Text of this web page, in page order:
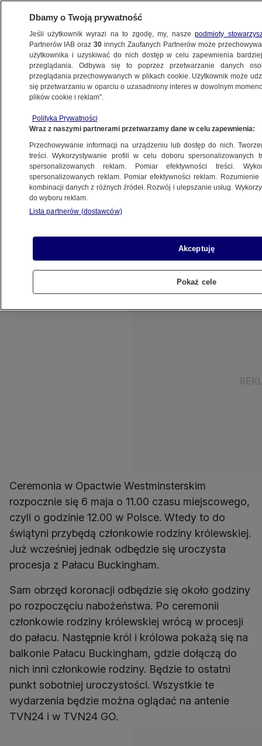
ŚWIAT
i królowej Kamili? Program specjalny
w TVN24 i TVN24 GO
5.05.2023, 20:06Aktualizacja:6.05.2023, 08:01
Udostępnij
rozmowy z uczestnikami tych historycznych
wydarzeń, komentarze ekspertów. TVN24 i
TVN24 GO zapraszają już dziś, w sobotę, 6 maja,
na program specjalny. Znamy szczegóły.
Ceremonia w Opactwie Westminsterskim
rozpocznie się 6 maja o 11.00 czasu miejscowego,
czyli o godzinie 12.00 w Polsce. Wtedy to do
świątyni przybędą członkowie rodziny królewskiej.
Już wcześniej jednak odbędzie się uroczysta
procesja z Pałacu Buckingham.
Sam obrzęd koronacji odbędzie się około godziny
po rozpoczęciu nabożeństwa. Po ceremonii
członkowie rodziny królewskiej wrócą w procesji
do pałacu. Następnie król i królowa pokażą się na
balkonie Pałacu Buckingham, gdzie dołączą do
nich inni członkowie rodziny. Będzie to ostatni
punkt sobotniej uroczystości. Wszystkie te
wydarzenia będzie można oglądać na antenie
TVN24 i w TVN24 GO.
Dbamy o Twoją prywatność
Jeśli użytkownik wyrazi na to zgodę, my, naszepodmioty
Partnerów IAB oraz30 innych Zaufanych Partnerów może
użytkownika i uzyskiwać do nich dostęp w celu zapewnienia
przeglądania. Odbywa się to poprzez przetwarzanie danych
przeglądania przechowywanych w plikach cookie. Użytkownik może
się przetwarzaniu w oparciu o uzasadniony interes w dowolnym
plików cookie i reklam”.
Polityka Prywatności
Wraz z naszymi partnerami przetwarzamy dane w celu zapewnienia:
Przechowywanie informacji na urządzeniu lub dostęp do nich.
treści. Wykorzystywanie profili w celu doboru spersonalizowanych
spersonalizowanych reklam. Pomiar efektywności treści.
spersonalizowanych reklam. Pomiar efektywności reklam.
kombinacji danych z różnych źródeł. Rozwój i ulepszanie usług.
do wyboru reklam.
Lista partnerów (dostawców)
Akceptuję
Pokaż cele